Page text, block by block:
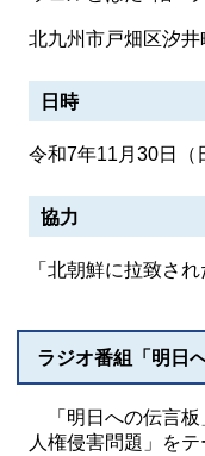
北九州市戸畑区汐
日時
令和7年11月30日（
協力
「北朝鮮に拉致さ
ラジオ番組「明日
「明日への伝言板
人権侵害問題」を